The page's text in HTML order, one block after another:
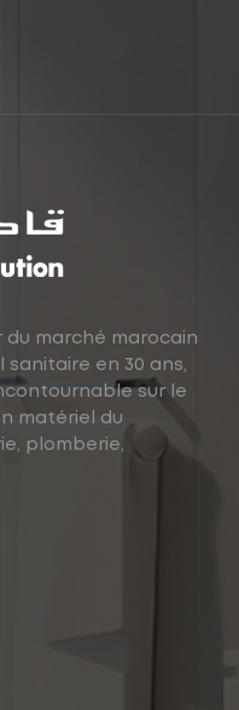
du marché marocain
en 30 ans,
sur le
matériel du
plomberie,